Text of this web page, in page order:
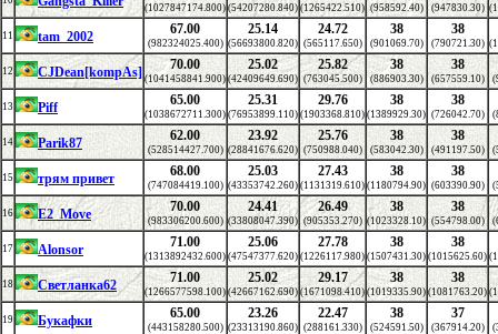
(1027847174.800) (54207280.840) (1265422.510) (958592.40) (947830.30)
11 tam_2002 67.00
(982324025.400)
25.14
(56693800.820)
24.72
(565117.650)
38
(901069.70)
38
(790721.30)
12 CJDean[kompAs] 70.00
(1041458841.900)
25.02
(42409649.690)
25.82
(763045.500)
38
(886903.30)
38
(657559.10)
13 Piff 65.00
(1038672711.300)
25.31
(76953899.110)
29.76
(1903368.810)
38
(1389929.30)
38
(726042.70)
14 Parik87 62.00
(528514427.700)
23.92
(28841676.620)
25.76
(750988.040)
38
(583042.30)
38
(491197.50)
15 трям привет 68.00
(747084419.100)
25.03
(43353742.260)
27.43
(1131319.610)
38
(1180794.90)
38
(603390.90)
16 E2_Move 70.00
(983306200.600)
24.41
(33808047.390)
26.49
(905353.270)
38
(1023328.10)
38
(554798.00)
17 Alonsor 71.00
(1313892432.600)
25.06
(47547377.620)
27.78
(1226117.980)
38
(1507431.30)
38
(1015625.60)
18 Светланка62 71.00
(1266577598.100)
25.02
(42667162.690)
29.17
(1671098.410)
38
(1019335.90)
38
(1081763.20)
19 Букафки 65.00
(443158280.500)
23.26
(23313190.860)
22.47
(288161.330)
38
(524591.50)
37
(367914.20)